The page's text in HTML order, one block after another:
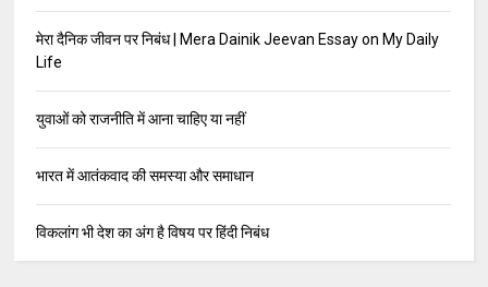
मेरा दैनिक जीवन पर निबंध | Mera Dainik Jeevan Essay on My Daily
Life
युवाओं को राजनीति में आना चाहिए या नहीं
भारत में आतंकवाद की समस्या और समाधान
विकलांग भी देश का अंग है विषय पर हिंदी निबंध